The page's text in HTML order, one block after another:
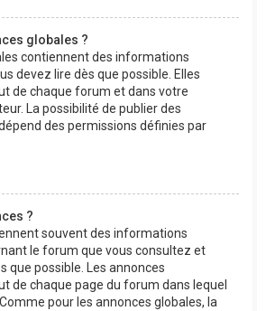
globales ?
contiennent des informations
devez lire dès que possible. Elles
de chaque forum et dans votre
La possibilité de publier des
des permissions définies par
?
souvent des informations
le forum que vous consultez et
que possible. Les annonces
de chaque page du forum dans lequel
pour les annonces globales, la